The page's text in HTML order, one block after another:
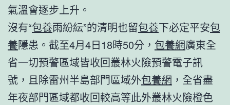
氣溫會逐步上升。
沒有“包養雨紛紜”的清明也留包養下必定平安包
養隱患。截至4月4日18時50分， 包養網廣東全
省一切預警區域皆收回叢林火險預警電子訊
號，且除雷州半島部門區域外包養網 ，全省盡
年夜部門區域都收回較高等此外叢林火險橙色